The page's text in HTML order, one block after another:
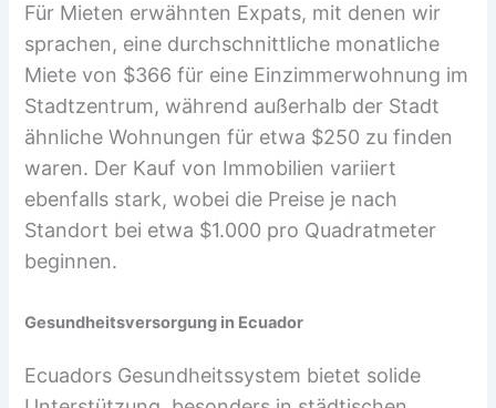
Für Mieten erwähnten Expats, mit denen wir
sprachen, eine durchschnittliche monatliche
Miete von $366 für eine Einzimmerwohnung im
Stadtzentrum, während außerhalb der Stadt
ähnliche Wohnungen für etwa $250 zu finden
waren. Der Kauf von Immobilien variiert
ebenfalls stark, wobei die Preise je nach
Standort bei etwa $1.000 pro Quadratmeter
beginnen.
Gesundheitsversorgung in Ecuador
Ecuadors Gesundheitssystem bietet solide